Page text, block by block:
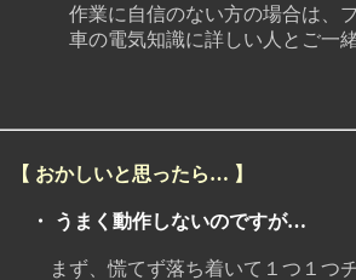
作業に自信のない方の場合は、プロ
車の電気知識に詳しい人とご一緒
【 おかしいと思ったら… 】
・ うまく動作しないのですが…
まず、慌てず落ち着いて１つ１つチ